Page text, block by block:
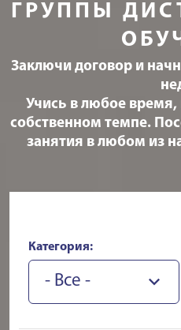
ГРУППЫ
Заключи договор и
Учись в любое
собственном темпе.
занятия в любом из
Категория:
- Все -